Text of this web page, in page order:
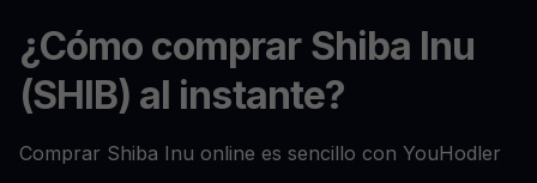
¿Cómo comprar Shiba Inu
(SHIB) al instante?
Comprar Shiba Inu online es sencillo con YouHodler